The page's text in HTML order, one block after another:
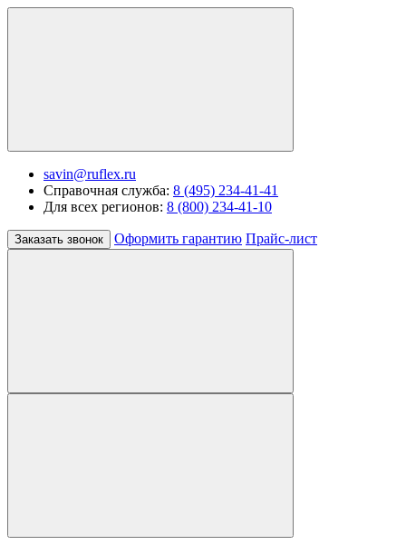
savin@ruflex.ru
Справочная служба: 8 (495) 234-41-41
Для всех регионов: 8 (800) 234-41-10
Заказать звонок Оформить гарантию Прайс-лист